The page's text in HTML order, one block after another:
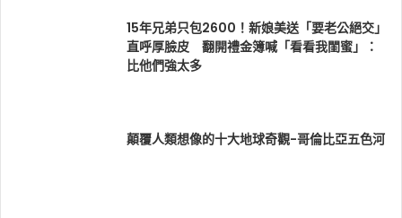
15年兄弟只包2600！新娘美送「要老公絕交」
直呼厚臉皮 翻開禮金簿喊「看看我閨蜜」：
比他們強太多
顛覆人類想像的十大地球奇觀-哥倫比亞五色河